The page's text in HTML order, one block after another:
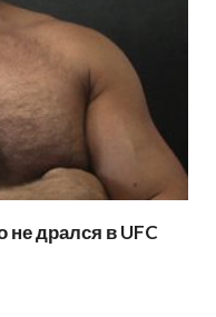
дрался в UFC